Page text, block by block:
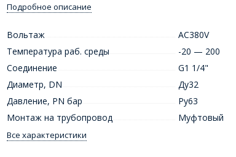
Подробное описание
Вольтаж
AC380V
Температура раб. среды
-20 — 200
Соединение
G1 1/4"
Диаметр, DN
Ду32
Давление, PN бар
Ру63
Монтаж на трубопровод
Муфтовый
Все характеристики